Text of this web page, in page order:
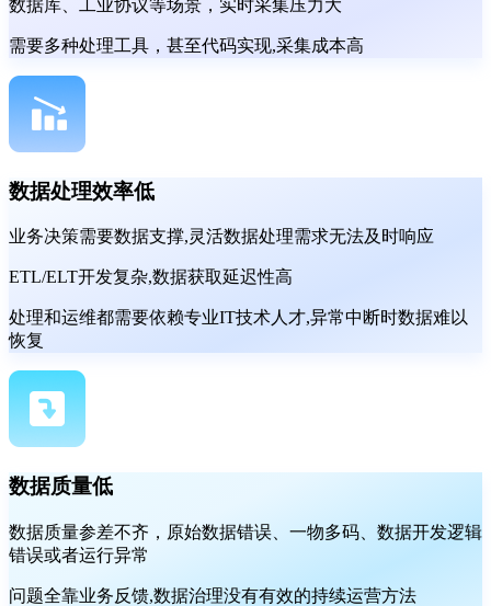
数据库、工业协议等场景，实时采集压力大
需要多种处理工具，甚至代码实现,采集成本高
数据处理效率低
业务决策需要数据支撑,灵活数据处理需求无法及时响应
ETL/ELT开发复杂,数据获取延迟性高
处理和运维都需要依赖专业IT技术人才,异常中断时数据难以
恢复
数据质量低
数据质量参差不齐，原始数据错误、一物多码、数据开发逻辑
错误或者运行异常
问题全靠业务反馈,数据治理没有有效的持续运营方法